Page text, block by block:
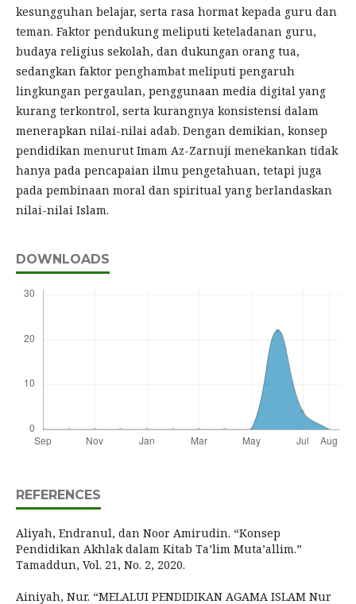
kesungguhan belajar, serta rasa hormat kepada guru dan
teman. Faktor pendukung meliputi keteladanan guru,
budaya religius sekolah, dan dukungan orang tua,
sedangkan faktor penghambat meliputi pengaruh
lingkungan pergaulan, penggunaan media digital yang
kurang terkontrol, serta kurangnya konsistensi dalam
menerapkan nilai-nilai adab. Dengan demikian, konsep
pendidikan menurut Imam Az-Zarnuji menekankan tidak
hanya pada pencapaian ilmu pengetahuan, tetapi juga
pada pembinaan moral dan spiritual yang berlandaskan
nilai-nilai Islam.
DOWNLOADS
REFERENCES
Aliyah, Endranul, dan Noor Amirudin. “Konsep
Pendidikan Akhlak dalam Kitab Ta’lim Muta’allim.”
Tamaddun, Vol. 21, No. 2, 2020.
Ainiyah, Nur. “MELALUI PENDIDIKAN AGAMA ISLAM Nur